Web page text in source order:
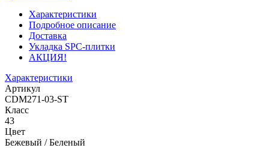
Характеристики
Подробное описание
Доставка
Укладка SPC-плитки
АКЦИЯ!
Характеристики
Артикул
CDM271-03-ST
Класс
43
Цвет
Бежевый / Беленый